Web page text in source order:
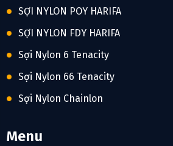
SỢI NYLON POY HARIFA
SỢI NYLON FDY HARIFA
Sợi Nylon 6 Tenacity
Sợi Nylon 66 Tenacity
Sợi Nylon Chainlon
Menu